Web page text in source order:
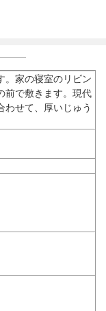
。家の寝室のリビン
前で敷きます。現代
せて、厚いじゅう